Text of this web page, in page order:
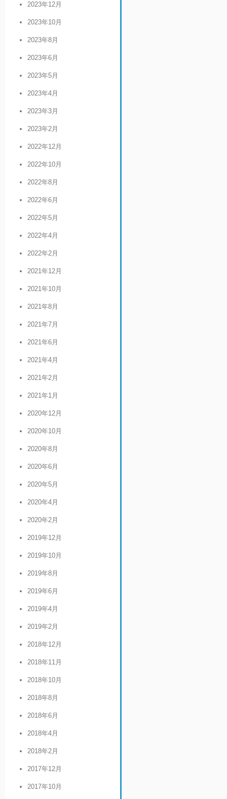
2023年12月
2023年10月
2023年8月
2023年6月
2023年5月
2023年4月
2023年3月
2023年2月
2022年12月
2022年10月
2022年8月
2022年6月
2022年5月
2022年4月
2022年2月
2021年12月
2021年10月
2021年8月
2021年7月
2021年6月
2021年4月
2021年2月
2021年1月
2020年12月
2020年10月
2020年8月
2020年6月
2020年5月
2020年4月
2020年2月
2019年12月
2019年10月
2019年8月
2019年6月
2019年4月
2019年2月
2018年12月
2018年11月
2018年10月
2018年8月
2018年6月
2018年4月
2018年2月
2017年12月
2017年10月